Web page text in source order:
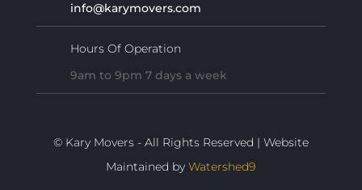
info@karymovers.com
Hours Of Operation
9am to 9pm 7 days a week
© Kary Movers - All Rights Reserved | Website
Maintained byWatershed9